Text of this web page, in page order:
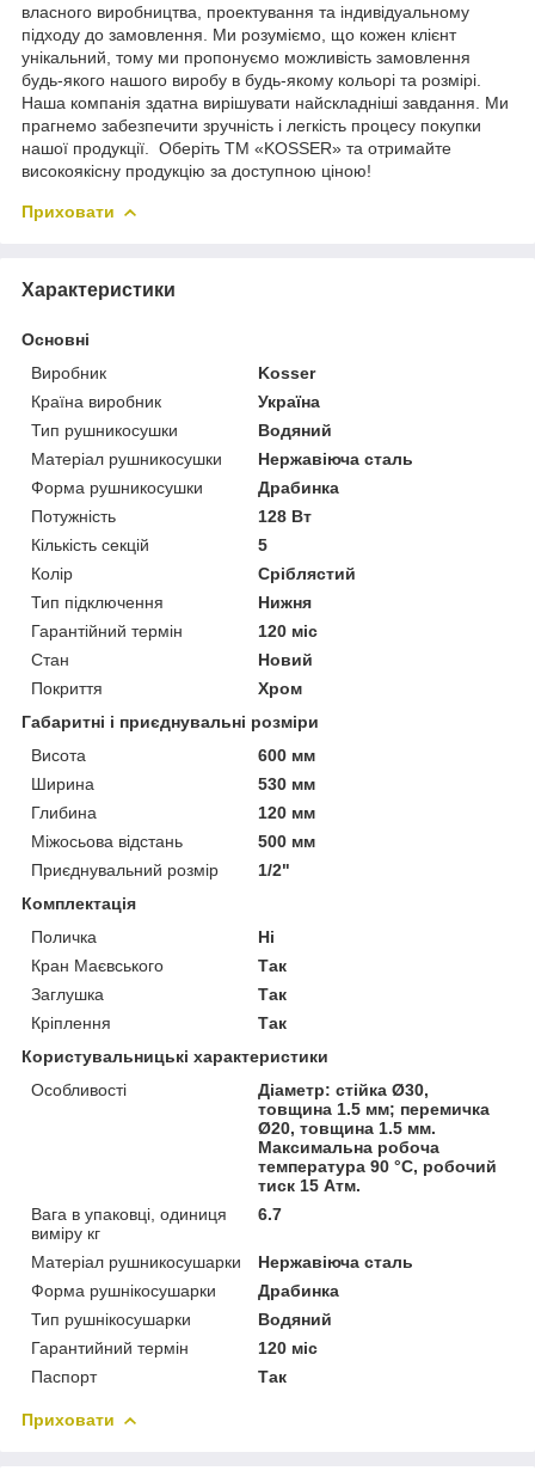
власного виробництва, проектування та індивідуальному
підходу до замовлення. Ми розуміємо, що кожен клієнт
унікальний, тому ми пропонуємо можливість замовлення
будь-якого нашого виробу в будь-якому кольорі та розмірі.
Наша компанія здатна вирішувати найскладніші завдання. Ми
прагнемо забезпечити зручність і легкість процесу покупки
нашої продукції. Оберіть ТМ «KOSSER» та отримайте
високоякісну продукцію за доступною ціною!
Приховати
Характеристики
Основні
Виробник
Kosser
Країна виробник
Україна
Тип рушникосушки
Водяний
Матеріал рушникосушки
Нержавіюча сталь
Форма рушникосушки
Драбинка
Потужність
128 Вт
Кількість секцій
5
Колір
Сріблястий
Тип підключення
Нижня
Гарантійний термін
120 міс
Стан
Новий
Покриття
Хром
Габаритні і приєднувальні розміри
Висота
600 мм
Ширина
530 мм
Глибина
120 мм
Міжосьова відстань
500 мм
Приєднувальний розмір
1/2"
Комплектація
Поличка
Ні
Кран Маєвського
Так
Заглушка
Так
Кріплення
Так
Користувальницькі характеристики
Особливості
Діаметр: стійка Ø30,
товщина 1.5 мм; перемичка
Ø20, товщина 1.5 мм.
Максимальна робоча
температура 90 °C, робочий
тиск 15 Атм.
Вага в упаковці, одиниця
виміру кг
6.7
Матеріал рушникосушарки
Нержавіюча сталь
Форма рушнікосушарки
Драбинка
Тип рушнікосушарки
Водяний
Гарантийний термін
120 міс
Паспорт
Так
Приховати